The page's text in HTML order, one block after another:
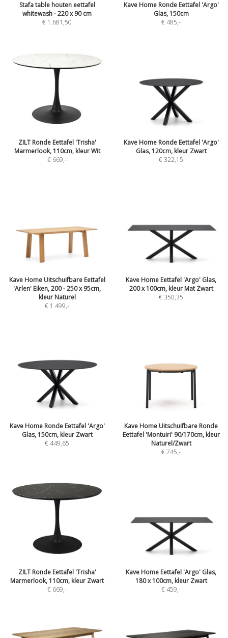
Stafa table houten eettafel
whitewash - 220 x 90 cm
€ 1.681,50
Kave Home Ronde Eettafel 'Argo'
Glas, 150cm
€ 485,-
ZILT Ronde Eettafel 'Trisha'
Marmerlook, 110cm, kleur Wit
€ 669,-
Kave Home Ronde Eettafel 'Argo'
Glas, 120cm, kleur Zwart
€ 322,15
Kave Home Uitschuifbare Eettafel
'Arlen' Eiken, 200 - 250 x 95cm,
kleur Naturel
€ 1.499,-
Kave Home Eettafel 'Argo' Glas,
200 x 100cm, kleur Mat Zwart
€ 350,35
Kave Home Ronde Eettafel 'Argo'
Glas, 150cm, kleur Zwart
€ 449,65
Kave Home Uitschuifbare Ronde
Eettafel 'Montuiri' 90/170cm, kleur
Naturel/Zwart
€ 745,-
ZILT Ronde Eettafel 'Trisha'
Marmerlook, 110cm, kleur Zwart
€ 669,-
Kave Home Eettafel 'Argo' Glas,
180 x 100cm, kleur Zwart
€ 459,-